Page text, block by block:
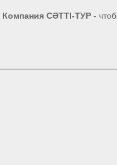
Компания СӘТТІ-ТУР -